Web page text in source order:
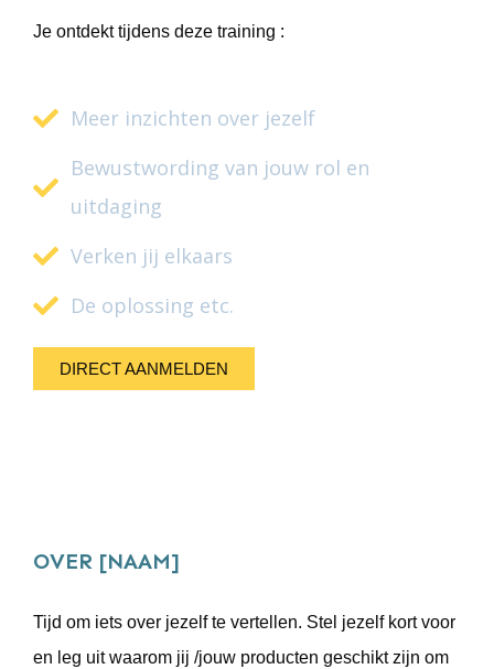
Je ontdekt tijdens deze training :
Meer inzichten over jezelf
Bewustwording van jouw rol en
uitdaging
Verken jij elkaars
De oplossing etc.
DIRECT AANMELDEN
OVER [NAAM]
Tijd om iets over jezelf te vertellen. Stel jezelf kort voor
en leg uit waarom jij /jouw producten geschikt zijn om